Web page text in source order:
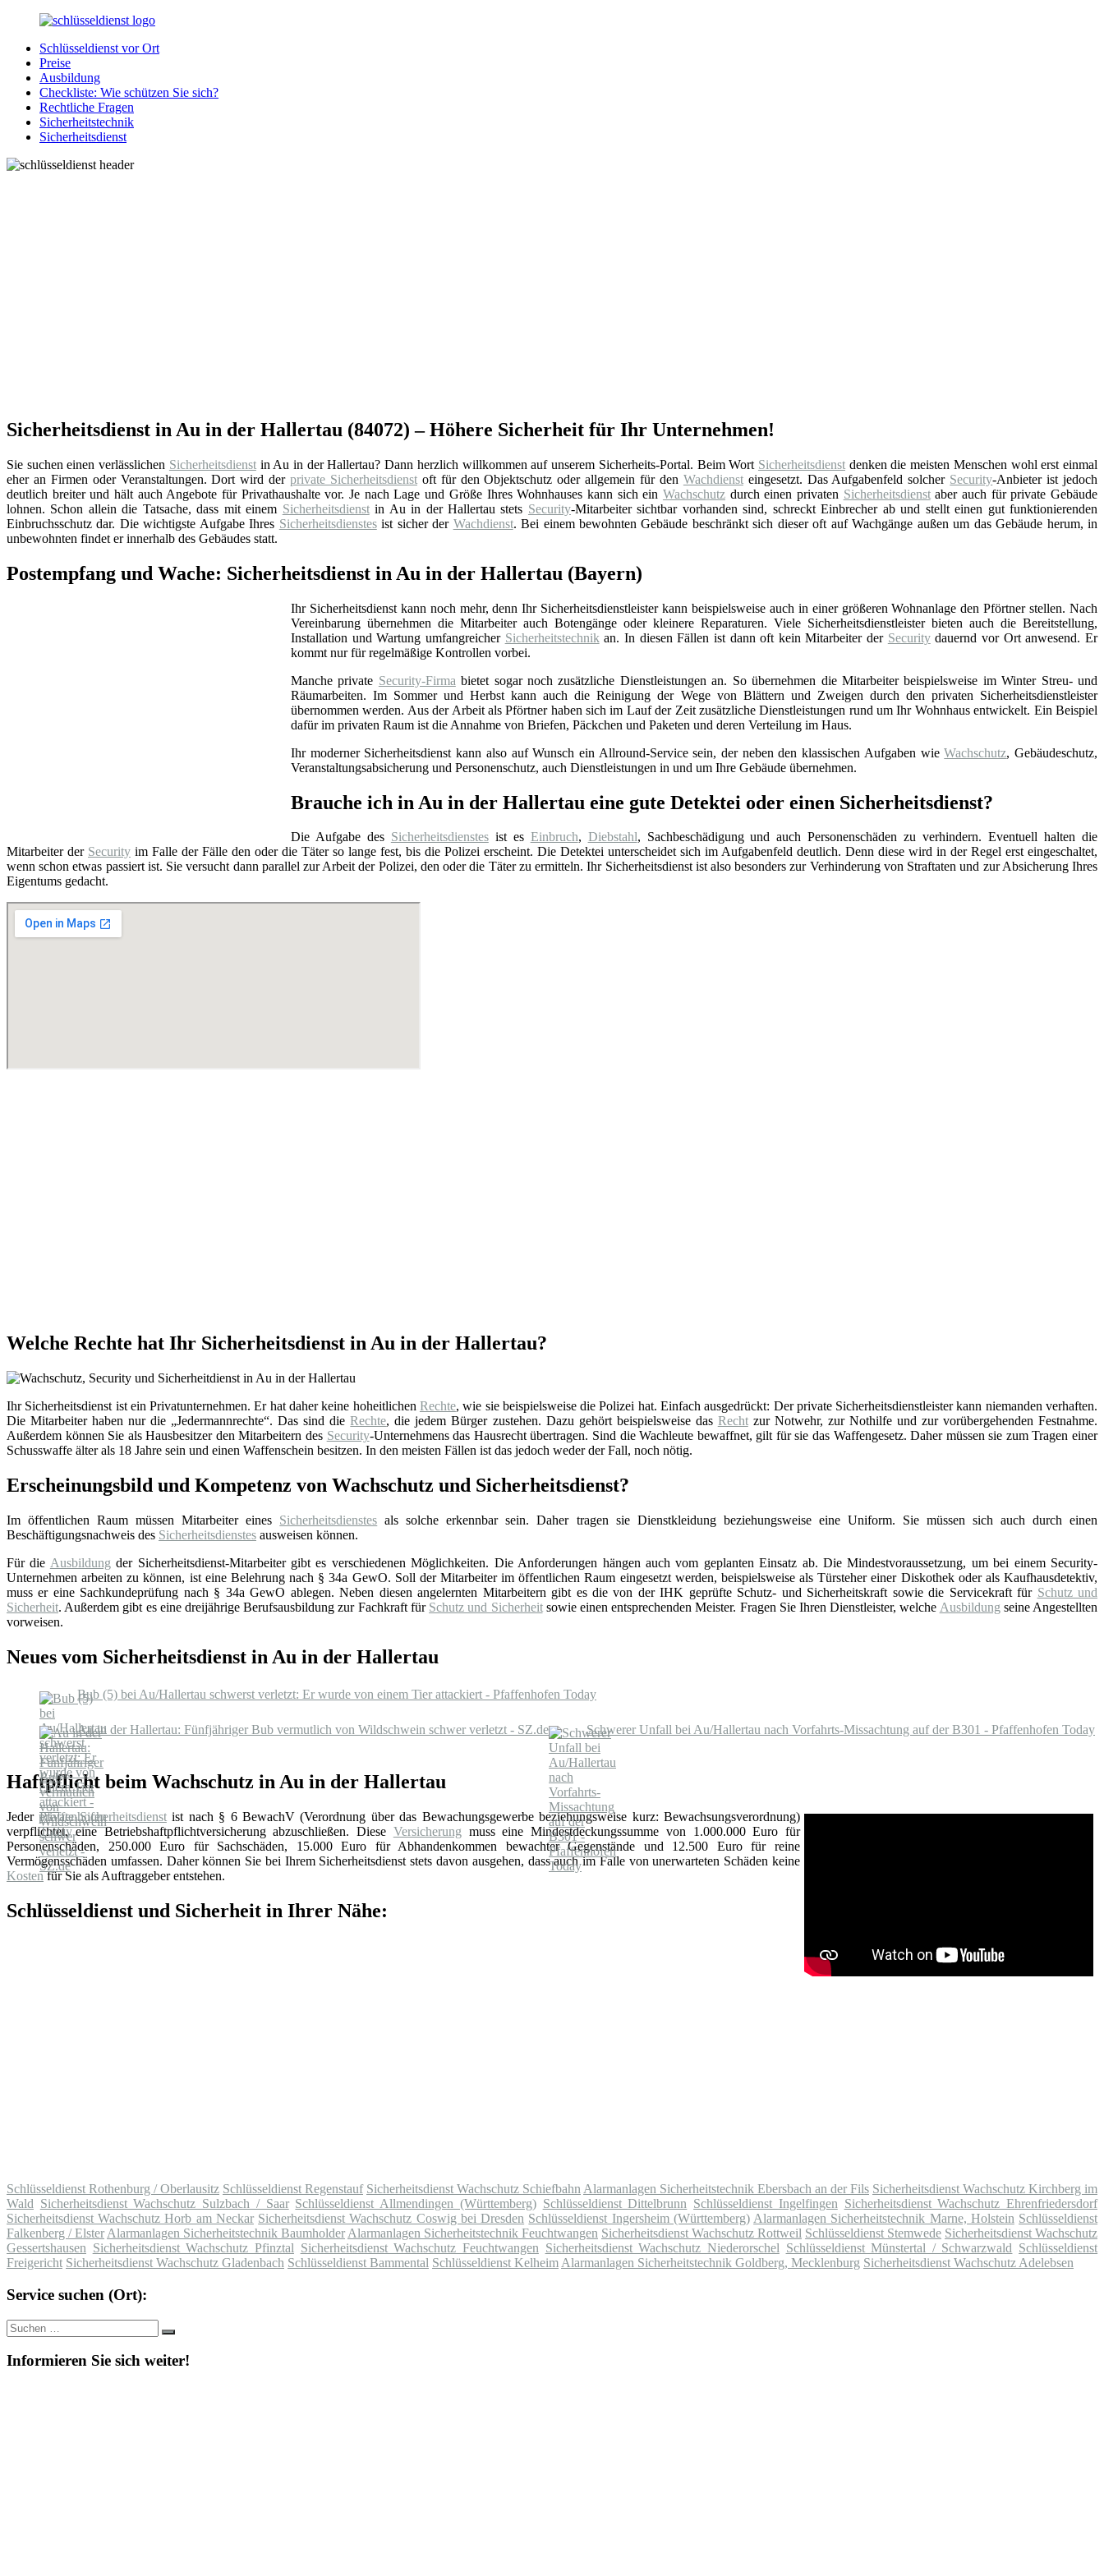
Zurück
Inhalt
SchluesseldienstDirekt.de
Ihre
Notlage
wird
gelöst!
Schlüsseldienst vor Ort
Preise
Ausbildung
Checkliste: Wie schützen Sie sich?
Rechtliche Fragen
Sicherheitstechnik
Sicherheitsdienst
Sicherheitsdienst in Au in der Hallertau (84072) – Höhere Sicherheit für Ihr Unternehmen!
Sie suchen einen verlässlichen Sicherheitsdienstin Au in der Hallertau? Dann herzlich willkommen auf unserem Sicherheits-Portal. Beim Wort Sicherheitsdienstdenken die meisten Menschen wohl erst einmal
eher an Firmen oder Veranstaltungen. Dort wird derprivate Sicherheitsdienstoft für den Objektschutz oder allgemein für den Wachdiensteingesetzt. Das Aufgabenfeld solcher Security-Anbieter ist jedoch
deutlich breiter und hält auch Angebote für Privathaushalte vor. Je nach Lage und Größe Ihres Wohnhauses kann sich ein Wachschutzdurch einen privaten Sicherheitsdienstaber auch für private Gebäude
lohnen. Schon allein die Tatsache, dass mit einem Sicherheitsdienstin Au in der Hallertau stets Security-Mitarbeiter sichtbar vorhanden sind, schreckt Einbrecher ab und stellt einen gut funktionierenden
Einbruchsschutz dar. Die wichtigste Aufgabe Ihres Sicherheitsdienstesist sicher der Wachdienst. Bei einem bewohnten Gebäude beschränkt sich dieser oft auf Wachgänge außen um das Gebäude herum, in
unbewohnten findet er innerhalb des Gebäudes statt.
Postempfang und Wache: Sicherheitsdienst in Au in der Hallertau (Bayern)
Ihr Sicherheitsdienst kann noch mehr, denn Ihr Sicherheitsdienstleister kann beispielsweise auch in einer größeren Wohnanlage den Pförtner stellen. Nach
Vereinbarung übernehmen die Mitarbeiter auch Botengänge oder kleinere Reparaturen. Viele Sicherheitsdienstleister bieten auch die Bereitstellung,
Installation und Wartung umfangreicher Sicherheitstechnikan. In diesen Fällen ist dann oft kein Mitarbeiter der Securitydauernd vor Ort anwesend. Er
kommt nur für regelmäßige Kontrollen vorbei.
Manche private Security-Firma bietet sogar noch zusätzliche Dienstleistungen an. So übernehmen die Mitarbeiter beispielsweise im Winter Streu- und
Räumarbeiten. Im Sommer und Herbst kann auch die Reinigung der Wege von Blättern und Zweigen durch den privaten Sicherheitsdienstleister
übernommen werden. Aus der Arbeit als Pförtner haben sich im Lauf der Zeit zusätzliche Dienstleistungen rund um Ihr Wohnhaus entwickelt. Ein Beispiel
dafür im privaten Raum ist die Annahme von Briefen, Päckchen und Paketen und deren Verteilung im Haus.
Ihr moderner Sicherheitsdienst kann also auf Wunsch ein Allround-Service sein, der neben den klassischen Aufgaben wieWachschutz, Gebäudeschutz,
Veranstaltungsabsicherung und Personenschutz, auch Dienstleistungen in und um Ihre Gebäude übernehmen.
Brauche ich in Au in der Hallertau eine gute Detektei oder einen Sicherheitsdienst?
Die Aufgabe des Sicherheitsdienstesist es Einbruch, Diebstahl, Sachbeschädigung und auch Personenschäden zu verhindern. Eventuell halten die
Mitarbeiter der Security im Falle der Fälle den oder die Täter so lange fest, bis die Polizei erscheint. Die Detektei unterscheidet sich im Aufgabenfeld deutlich. Denn diese wird in der Regel erst eingeschaltet,
wenn schon etwas passiert ist. Sie versucht dann parallel zur Arbeit der Polizei, den oder die Täter zu ermitteln. Ihr Sicherheitsdienst ist also besonders zur Verhinderung von Straftaten und zur Absicherung Ihres
Eigentums gedacht.
Welche Rechte hat Ihr Sicherheitsdienst in Au in der Hallertau?
Ihr Sicherheitsdienst ist ein Privatunternehmen. Er hat daher keine hoheitlichen Rechte, wie sie beispielsweise die Polizei hat. Einfach ausgedrückt: Der private Sicherheitsdienstleister kann niemanden verhaften.
Die Mitarbeiter haben nur die „Jedermannrechte“. Das sind dieRechte, die jedem Bürger zustehen. Dazu gehört beispielsweise das Rechtzur Notwehr, zur Nothilfe und zur vorübergehenden Festnahme.
Außerdem können Sie als Hausbesitzer den Mitarbeitern des Security-Unternehmens das Hausrecht übertragen. Sind die Wachleute bewaffnet, gilt für sie das Waffengesetz. Daher müssen sie zum Tragen einer
Schusswaffe älter als 18 Jahre sein und einen Waffenschein besitzen. In den meisten Fällen ist das jedoch weder der Fall, noch nötig.
Erscheinungsbild und Kompetenz von Wachschutz und Sicherheitsdienst?
Im öffentlichen Raum müssen Mitarbeiter eines Sicherheitsdienstes als solche erkennbar sein. Daher tragen sie Dienstkleidung beziehungsweise eine Uniform. Sie müssen sich auch durch einen
Beschäftigungsnachweis des Sicherheitsdienstes ausweisen können.
Für die Ausbildung der Sicherheitsdienst-Mitarbeiter gibt es verschiedenen Möglichkeiten. Die Anforderungen hängen auch vom geplanten Einsatz ab. Die Mindestvoraussetzung, um bei einem Security-
Unternehmen arbeiten zu können, ist eine Belehrung nach § 34a GewO. Soll der Mitarbeiter im öffentlichen Raum eingesetzt werden, beispielsweise als Türsteher einer Diskothek oder als Kaufhausdetektiv,
muss er eine Sachkundeprüfung nach § 34a GewO ablegen. Neben diesen angelernten Mitarbeitern gibt es die von der IHK geprüfte Schutz- und Sicherheitskraft sowie die Servicekraft für Schutz und
Sicherheit. Außerdem gibt es eine dreijährige Berufsausbildung zur Fachkraft für Schutz und Sicherheitsowie einen entsprechenden Meister. Fragen Sie Ihren Dienstleister, welche Ausbildung seine Angestellten
vorweisen.
Neues vom Sicherheitsdienst in Au in der Hallertau
Bub (5) bei Au/Hallertau schwerst verletzt: Er wurde von einem Tier attackiert - Pfaffenhofen Today
Au in der Hallertau: Fünfjähriger Bub vermutlich von Wildschwein schwer verletzt - SZ.de Schwerer Unfall bei Au/Hallertau nach Vorfahrts-Missachtung auf der B301 - Pfaffenhofen Today
Haftpflicht beim Wachschutz in Au in der Hallertau
Jederprivate Sicherheitsdienstist nach § 6 BewachV (Verordnung über das Bewachungsgewerbe beziehungsweise kurz: Bewachsungsverordnung)
verpflichtet, eine Betriebshaftpflichtversicherung abzuschließen. Diese Versicherung muss eine Mindestdeckungssumme von 1.000.000 Euro für
Personenschäden, 250.000 Euro für Sachschäden, 15.000 Euro für Abhandenkommen bewachter Gegenstände und 12.500 Euro für reine
Vermögensschäden umfassen. Daher können Sie bei Ihrem Sicherheitsdienst stets davon ausgehen, dass auch im Falle von unerwarteten Schäden keine
Kostenfür Sie als Auftraggeber entstehen.
Schlüsseldienst und Sicherheit in Ihrer Nähe:
Schlüsseldienst Rothenburg / Oberlausitz Schlüsseldienst Regenstauf Sicherheitsdienst Wachschutz Schiefbahn Alarmanlagen Sicherheitstechnik Ebersbach an der Fils Sicherheitsdienst Wachschutz Kirchberg im
Wald Sicherheitsdienst Wachschutz Sulzbach / Saar Schlüsseldienst Allmendingen (Württemberg) Schlüsseldienst Dittelbrunn Schlüsseldienst Ingelfingen Sicherheitsdienst Wachschutz Ehrenfriedersdorf
Sicherheitsdienst Wachschutz Horb am Neckar Sicherheitsdienst Wachschutz Coswig bei Dresden Schlüsseldienst Ingersheim (Württemberg) Alarmanlagen Sicherheitstechnik Marne, Holstein Schlüsseldienst
Falkenberg / Elster Alarmanlagen Sicherheitstechnik Baumholder Alarmanlagen Sicherheitstechnik Feuchtwangen Sicherheitsdienst Wachschutz Rottweil Schlüsseldienst Stemwede Sicherheitsdienst Wachschutz
Gessertshausen Sicherheitsdienst Wachschutz Pfinztal Sicherheitsdienst Wachschutz Feuchtwangen Sicherheitsdienst Wachschutz Niederorschel Schlüsseldienst Münstertal / Schwarzwald Schlüsseldienst
Freigericht Sicherheitsdienst Wachschutz Gladenbach Schlüsseldienst Bammental Schlüsseldienst Kelheim Alarmanlagen Sicherheitstechnik Goldberg, Mecklenburg Sicherheitsdienst Wachschutz Adelebsen
Service suchen (Ort):
Suche
nach:
Suchen
Informieren Sie sich weiter!